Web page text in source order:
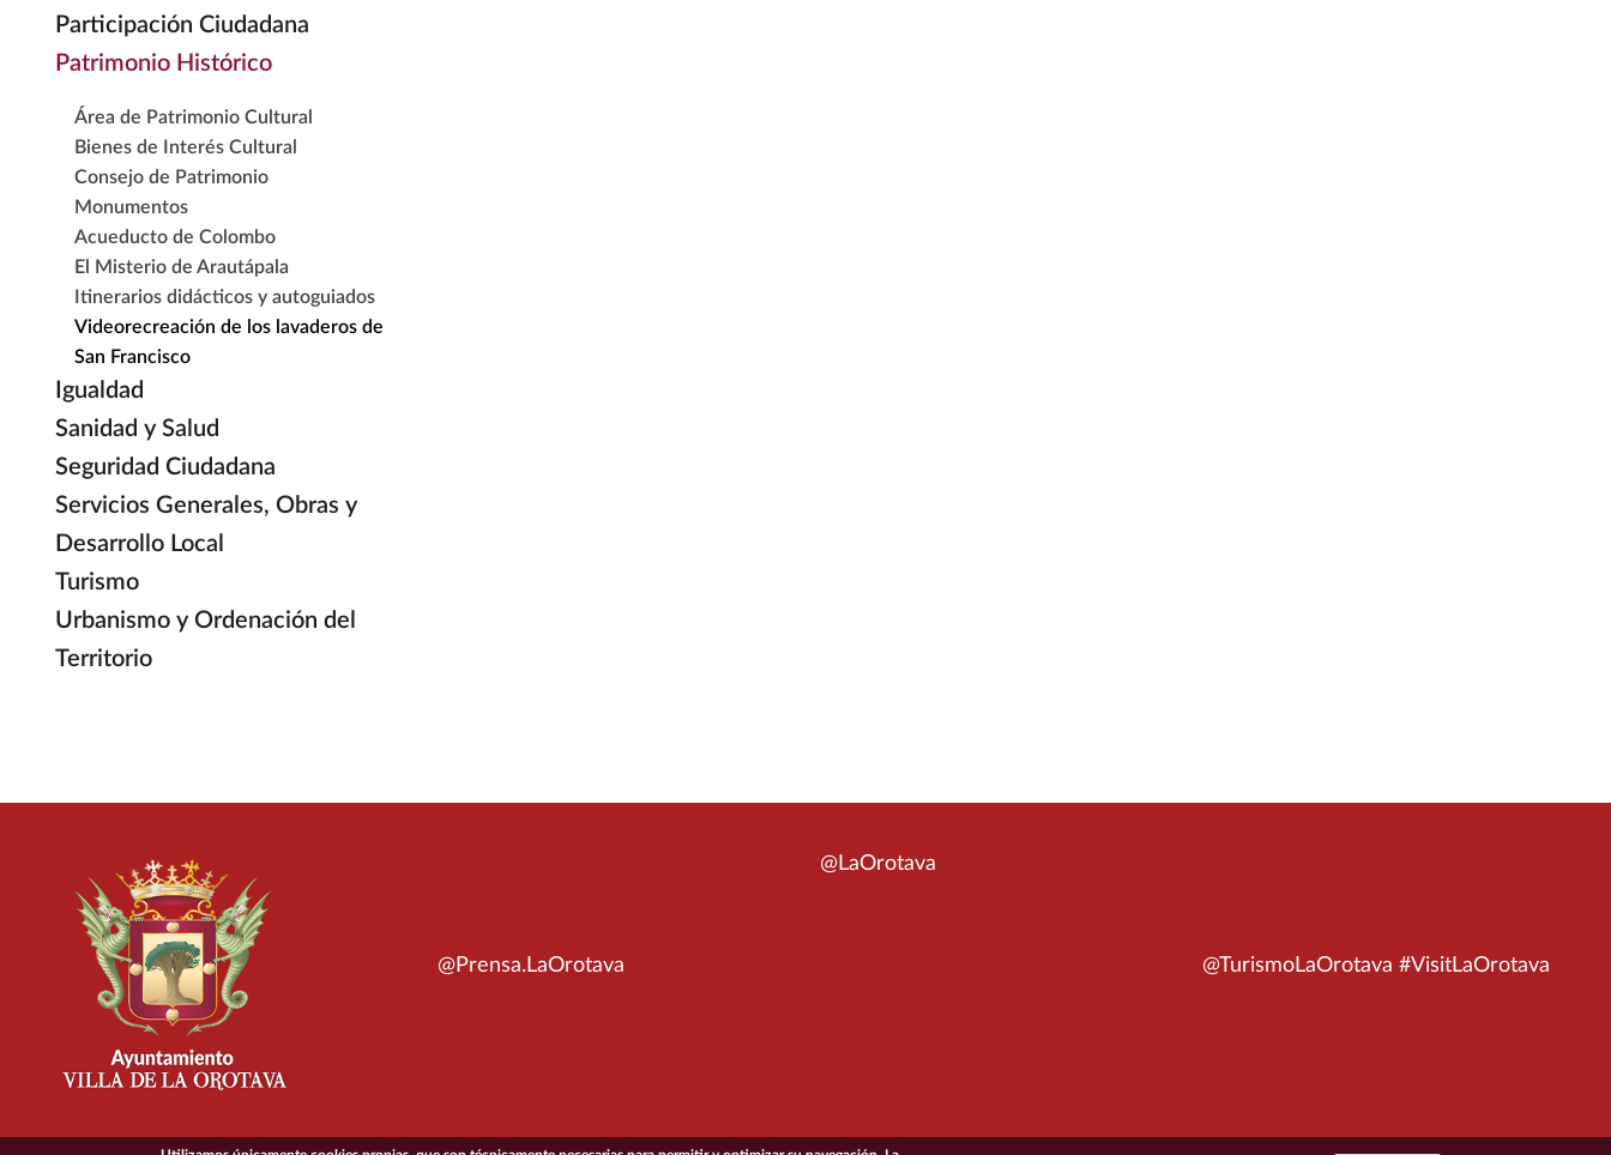
Participación Ciudadana
Patrimonio Histórico
Área de Patrimonio Cultural
Bienes de Interés Cultural
Consejo de Patrimonio
Monumentos
Acueducto de Colombo
El Misterio de Arautápala
Itinerarios didácticos y autoguiados
Videorecreación de los lavaderos de
San Francisco
Igualdad
Sanidad y Salud
Seguridad Ciudadana
Servicios Generales, Obras y
Desarrollo Local
Turismo
Urbanismo y Ordenación del
Territorio
@Prensa.LaOrotava
@LaOrotava
@TurismoLaOrotava #VisitLaOrotava